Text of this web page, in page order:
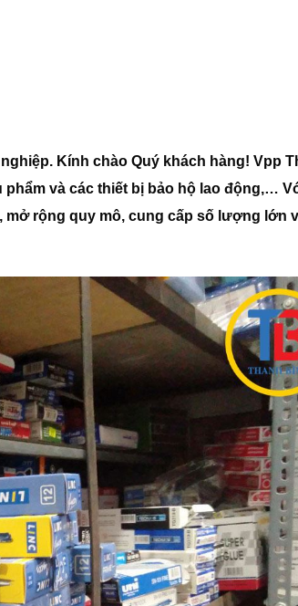
Kính chào Quý khách hàng! Vpp
và các thiết bị bảo hộ lao động,…
rộng quy mô, cung cấp số lượng lớn